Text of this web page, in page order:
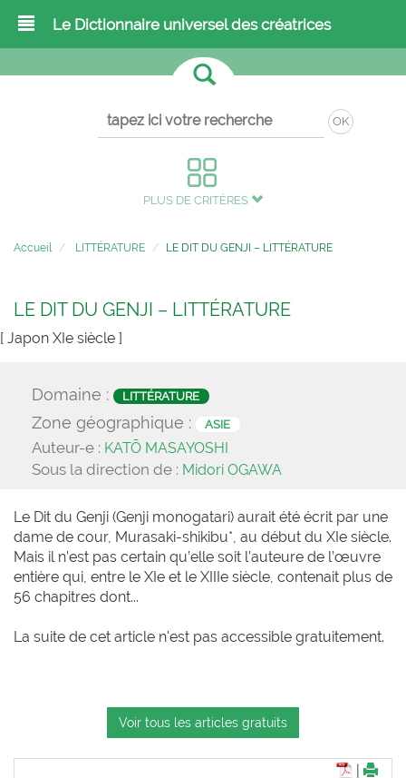
Le Dictionnaire universel des créatrices
OK
PLUS DE CRITÈRES
Accueil LITTÉRATURE LE DIT DU GENJI – LITTÉRATURE
LE DIT DU GENJI – LITTÉRATURE
[ Japon XIe siècle ]
Domaine : LITTÉRATURE
Zone géographique : ASIE
Auteur-e : KATŌ MASAYOSHI
Sous la direction de : Midori OGAWA
Le Dit du Genji (Genji monogatari) aurait été écrit par une
dame de cour, Murasaki-shikibu*, au début du XIe siècle.
Mais il n’est pas certain qu’elle soit l’auteure de l’œuvre
entière qui, entre le XIe et le XIIIe siècle, contenait plus de
56 chapitres dont...
La suite de cet article n'est pas accessible gratuitement.
Voir tous les articles gratuits